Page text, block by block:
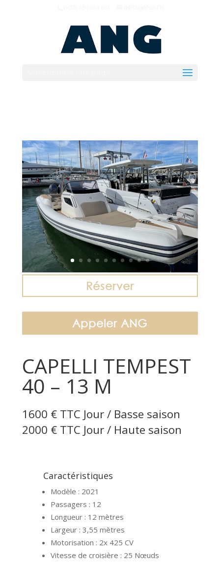
Réserver
Appeler ANG
CAPELLI TEMPEST
40 – 13 M
1600 € TTC Jour / Basse saison
2000 € TTC Jour / Haute saison
Caractéristiques
Modèle : 2021
Passagers : 12
Longueur : 12 mètres
Largeur : 3,55 mètres
Motorisation : 2x 425 CV
Vitesse de croisière : 25 Nœuds